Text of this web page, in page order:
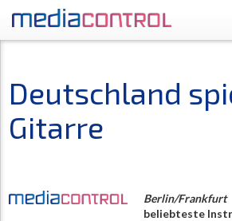
Deutschland
Gitarre
Berlin/
beliebteste